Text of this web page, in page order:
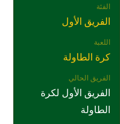
الفئة
الفريق الأول
اللعبة
كرة الطاولة
الفريق الحالي
الفريق الأول لكرة
الطاولة